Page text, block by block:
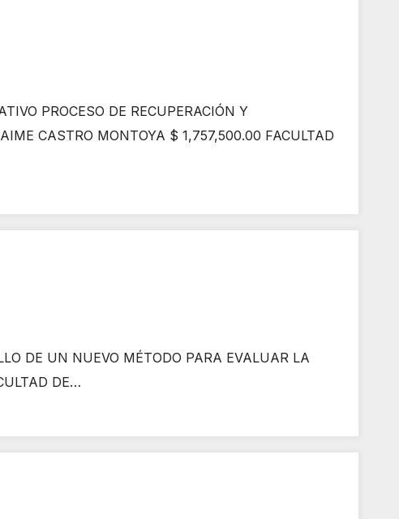
PROCESO DE RECUPERACIÓN Y
CASTRO MONTOYA $ 1,757,500.00 FACULTAD
DE UN NUEVO MÉTODO PARA EVALUAR LA
DE…